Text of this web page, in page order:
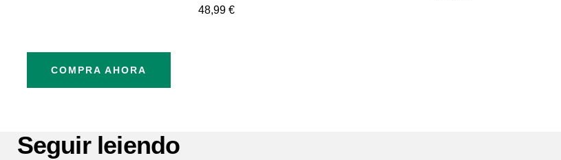
Precio
48,99 €
COMPRA AHORA
Seguir leiendo